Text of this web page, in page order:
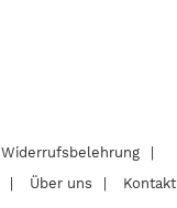
Widerrufsbelehrung
Über uns
Kontakt